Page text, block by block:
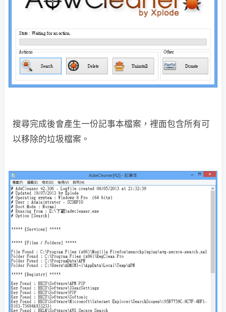
搜尋完成後會產生一份記事本檔案，裡面包含所有可
以移除的垃圾檔案。